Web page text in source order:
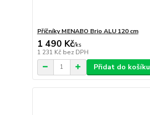
Příčníky MENABO Brio ALU 120 cm
1 490 Kč/ks
1 231 Kč bez DPH
Přidat do košíku